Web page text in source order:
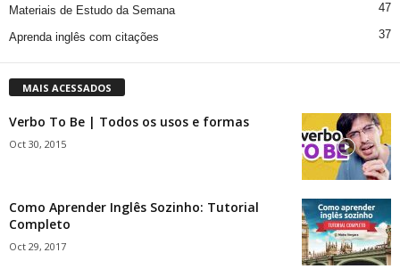
Materiais de Estudo da Semana 47
Aprenda inglês com citações 37
MAIS ACESSADOS
Verbo To Be | Todos os usos e formas
Oct 30, 2015
Como Aprender Inglês Sozinho: Tutorial
Completo
Oct 29, 2017